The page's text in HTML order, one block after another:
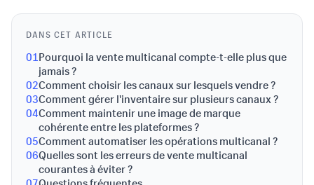
DANS CET ARTICLE
01Pourquoi la vente multicanal compte-t-elle plus que
jamais ?
02Comment choisir les canaux sur lesquels vendre ?
03Comment gérer l'inventaire sur plusieurs canaux ?
04Comment maintenir une image de marque
cohérente entre les plateformes ?
05Comment automatiser les opérations multicanal ?
06Quelles sont les erreurs de vente multicanal
courantes à éviter ?